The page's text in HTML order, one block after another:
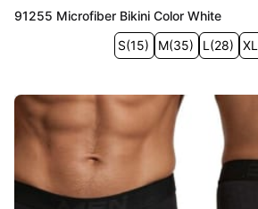
91255 Microfiber Bikini Color White
S(15) M(35) L (28) XL